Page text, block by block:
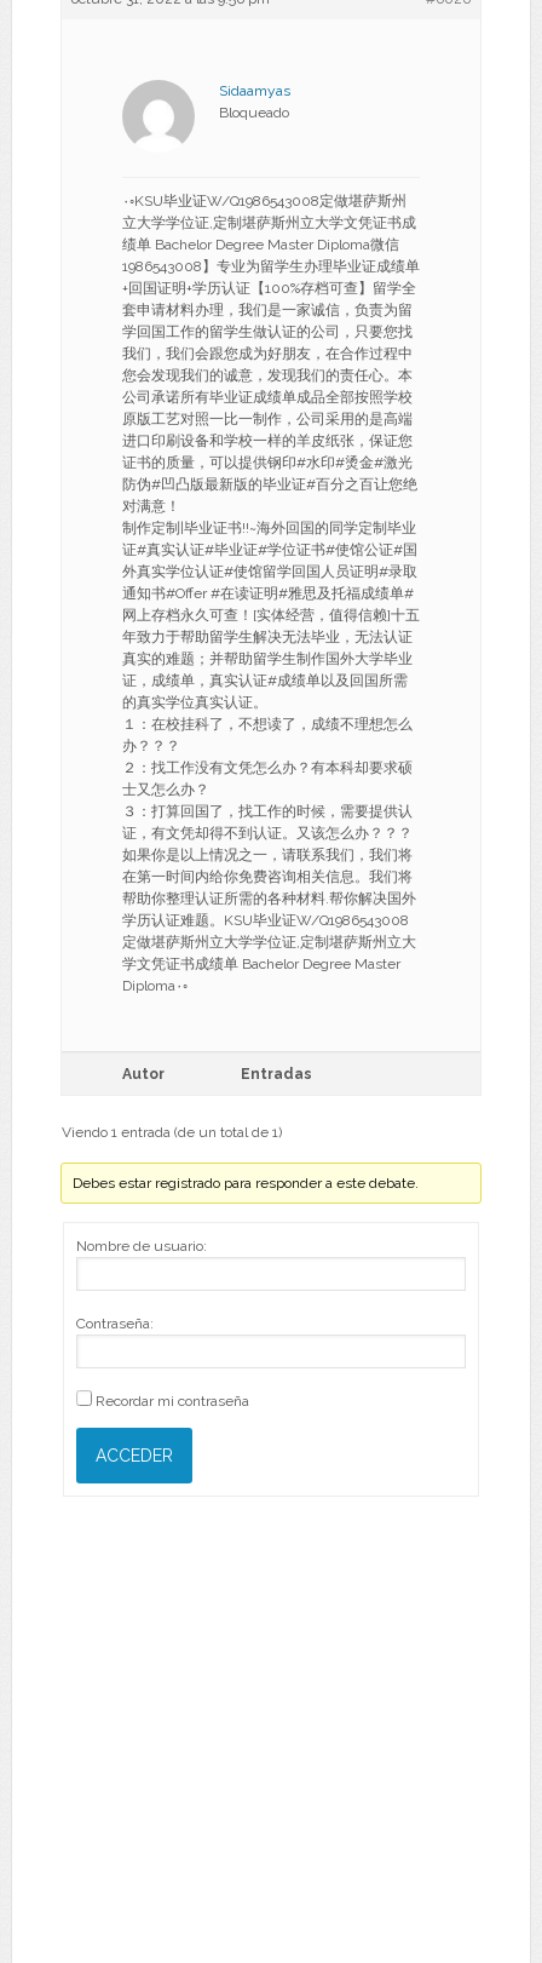
Sidaamyas
Bloqueado
۰◦KSU毕业证W/Q1986543008定做堪萨斯州
立大学学位证,定制堪萨斯州立大学文凭证书成
绩单 Bachelor Degree Master Diploma微信
1986543008】专业为留学生办理毕业证成绩单
+回国证明+学历认证【100%存档可查】留学全
套申请材料办理，我们是一家诚信，负责为留
学回国工作的留学生做认证的公司，只要您找
我们，我们会跟您成为好朋友，在合作过程中
您会发现我们的诚意，发现我们的责任心。本
公司承诺所有毕业证成绩单成品全部按照学校
原版工艺对照一比一制作，公司采用的是高端
进口印刷设备和学校一样的羊皮纸张，保证您
证书的质量，可以提供钢印#水印#烫金#激光
防伪#凹凸版最新版的毕业证#百分之百让您绝
对满意！
制作定制|毕业证书!!~海外回国的同学定制毕业
证#真实认证#毕业证#学位证书#使馆公证#国
外真实学位认证#使馆留学回国人员证明#录取
通知书#Offer #在读证明#雅思及托福成绩单#
网上存档永久可查！[实体经营，值得信赖]十五
年致力于帮助留学生解决无法毕业，无法认证
真实的难题；并帮助留学生制作国外大学毕业
证，成绩单，真实认证#成绩单以及回国所需
的真实学位真实认证。
１：在校挂科了，不想读了，成绩不理想怎么
办？？？
２：找工作没有文凭怎么办？有本科却要求硕
士又怎么办？
３：打算回国了，找工作的时候，需要提供认
证，有文凭却得不到认证。又该怎么办？？？
如果你是以上情况之一，请联系我们，我们将
在第一时间内给你免费咨询相关信息。我们将
帮助你整理认证所需的各种材料.帮你解决国外
学历认证难题。KSU毕业证W/Q1986543008
定做堪萨斯州立大学学位证,定制堪萨斯州立大
学文凭证书成绩单 Bachelor Degree Master
Diploma۰◦
Autor Entradas
Viendo 1 entrada (de un total de 1)
Debes estar registrado para responder a este debate.
Nombre de usuario:
Contraseña:
Recordar mi contraseña
ACCEDER